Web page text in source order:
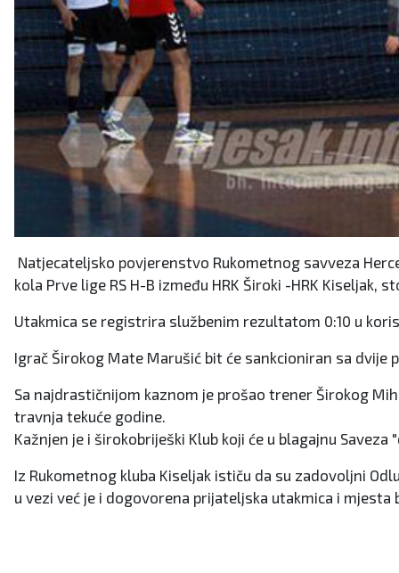
Natjecateljsko povjerenstvo Rukometnog savveza
kola Prve lige RS H-B između HRK Široki -HRK
Utakmica se registrira službenim rezultatom 0:10 u
Igrač Širokog Mate Marušić bit će sankcioniran sa dvije
Sa najdrastičnijom kaznom je prošao trener Širokog
travnja tekuće godine.
Kažnjen je i širokobriješki Klub koji će u blagajnu Saveza
Iz Rukometnog kluba Kiseljak ističu da su zadovoljni
u vezi već je i dogovorena prijateljska utakmica i